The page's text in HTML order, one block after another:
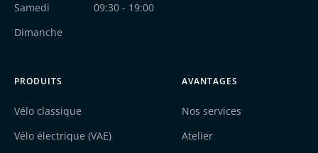
Samedi
09:30 - 19:00
Dimanche
PRODUITS
Vélo classique
Vélo électrique (VAE)
AVANTAGES
Nos services
Atelier